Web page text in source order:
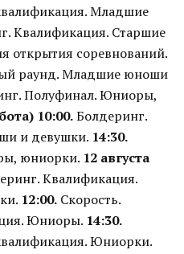
Младшие
Квалификация. Старшие
открытия соревнований.
раунд. Младшие юноши
Полуфинал. Юниоры,
10:00.Болдеринг.
и девушки. 14:30.
юниорки. 12 августа
Квалификация.
12:00. Скорость.
Юниоры. 14:30.
Юниорки.